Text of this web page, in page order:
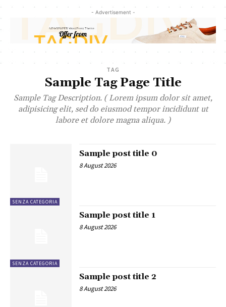
- Advertisement -
TAG
Sample Tag Page Title
Sample Tag Description. ( Lorem ipsum dolor sit amet,
adipisicing elit, sed do eiusmod tempor incididunt ut
labore et dolore magna aliqua. )
SENZA CATEGORIA
Sample post title 0
8 August 2026
SENZA CATEGORIA
Sample post title 1
8 August 2026
Sample post title 2
8 August 2026